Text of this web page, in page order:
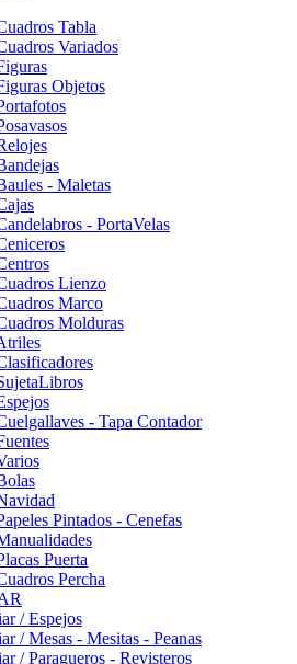
Tabla
Variados
Objetos
- Maletas
- PortaVelas
Lienzo
Marco
Molduras
- Tapa Contador
Pintados - Cenefas
Puerta
Percha
/ Espejos
/ Mesas - Mesitas - Peanas
/ Paragueros - Revisteros